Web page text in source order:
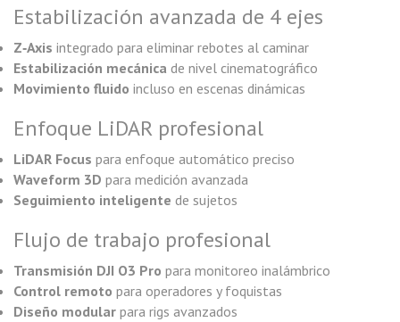
Estabilización avanzada de 4 ejes
Z‑Axis integrado para eliminar rebotes al caminar
Estabilización mecánica de nivel cinematográfico
Movimiento fluido incluso en escenas dinámicas
Enfoque LiDAR profesional
LiDAR Focus para enfoque automático preciso
Waveform 3D para medición avanzada
Seguimiento inteligente de sujetos
Flujo de trabajo profesional
Transmisión DJI O3 Pro para monitoreo inalámbrico
Control remoto para operadores y foquistas
Diseño modular para rigs avanzados